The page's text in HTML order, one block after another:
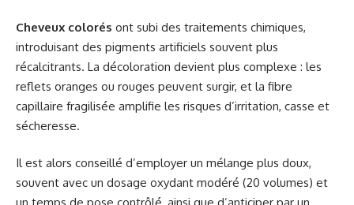
Cheveux colorés ont subi des traitements chimiques,
introduisant des pigments artificiels souvent plus
récalcitrants. La décoloration devient plus complexe : les
reflets oranges ou rouges peuvent surgir, et la fibre
capillaire fragilisée amplifie les risques d’irritation, casse et
sécheresse.
Il est alors conseillé d’employer un mélange plus doux,
souvent avec un dosage oxydant modéré (20 volumes) et